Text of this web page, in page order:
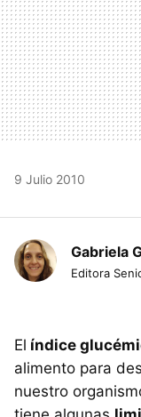
9 Julio 2010
Gabriela
Editora
El índice
alimento para
nuestro